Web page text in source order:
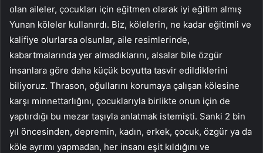
olan aileler, çocukları için eğitmen olarak iyi eğitim almış
Yunan köleler kullanırdı. Biz, kölelerin, ne kadar eğitimli ve
kalifiye olurlarsa olsunlar, aile resimlerinde,
kabartmalarında yer almadıklarını, alsalar bile özgür
insanlara göre daha küçük boyutta tasvir edildiklerini
biliyoruz. Thrason, oğullarını korumaya çalışan kölesine
karşı minnettarlığını, çocuklarıyla birlikte onun için de
yaptırdığı bu mezar taşıyla anlatmak istemişti. Sanki 2 bin
yıl öncesinden, depremin, kadın, erkek, çocuk, özgür ya da
köle ayrımı yapmadan, her insanı eşit kıldığını ve